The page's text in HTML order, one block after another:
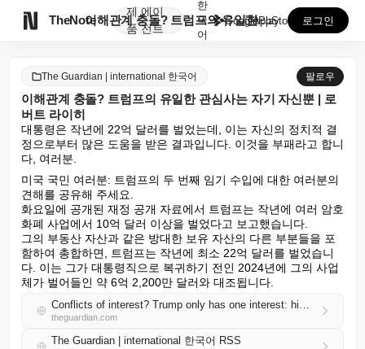
TheNote
제
품
에이
전트
이해관계 충돌? 트럼프의 유일한 관심사는 자기 자신뿐 ...
한
국
어
GooglePlay
AppStore 로그인
The Guardian | international 한국어 팔로우
이해관계 충돌? 트럼프의 유일한 관심사는 자기 자신뿐 | 로
버트 라이히
대통령은 작년에 22억 달러를 벌었는데, 이는 자신의 정치적 결
정으로부터 많은 도움을 받은 결과입니다. 이것을 부패라고 합니
다, 여러분.
미국 국민 여러분: 트럼프의 두 번째 임기 수입에 대한 여러분의
견해를 공유해 주세요.
화요일에 공개된 재정 공개 자료에서 트럼프는 작년에 여러 암호
화폐 사업에서 10억 달러 이상을 벌었다고 보고했습니다.
그의 부동산 자산과 같은 방대한 보유 자산의 다른 부분들을 포
함하여 총합하면, 트럼프는 작년에 최소 22억 달러를 벌었습니
다. 이는 그가 대통령직으로 복귀하기 전인 2024년에 그의 사업
체가 벌어들인 약 6억 2,200만 달러와 대조됩니다.
Conflicts of interest? Trump only has one interest: himself | Robert Reich
theguardian.com
The Guardian | international 한국어 RSS